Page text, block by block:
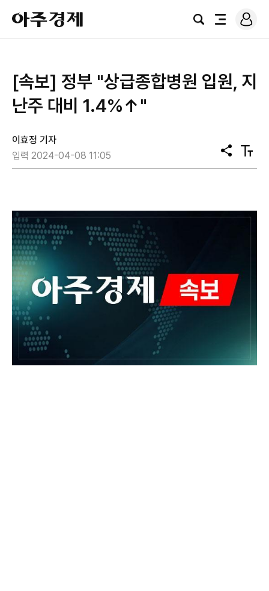
아
주
경
검
전
로
그
[속보] 정부 "상급종합병원 입원, 지
난주 대비 1.4%↑"
이효정 기자
입력 2024-04-08 11:05
공
유
텍
스